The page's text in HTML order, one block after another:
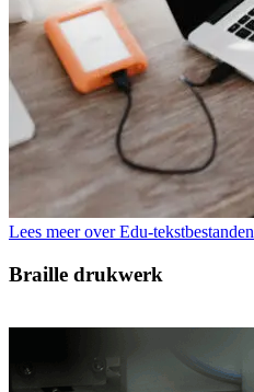
Lees meer over Edu-tekstbestanden
Braille drukwerk